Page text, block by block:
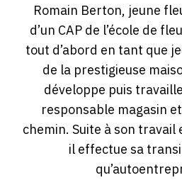
Romain Berton, jeune
d’un CAP de l’école de
tout d’abord en tant que
de la prestigieuse
développe puis
responsable magasin
chemin. Suite à son
il effectue sa